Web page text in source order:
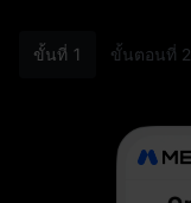
ขั้นที่ 1 ขั้นตอนที่ 2